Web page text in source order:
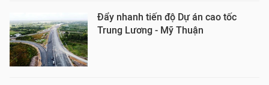
Đẩy nhanh tiến độ Dự án cao tốc
Trung Lương - Mỹ Thuận